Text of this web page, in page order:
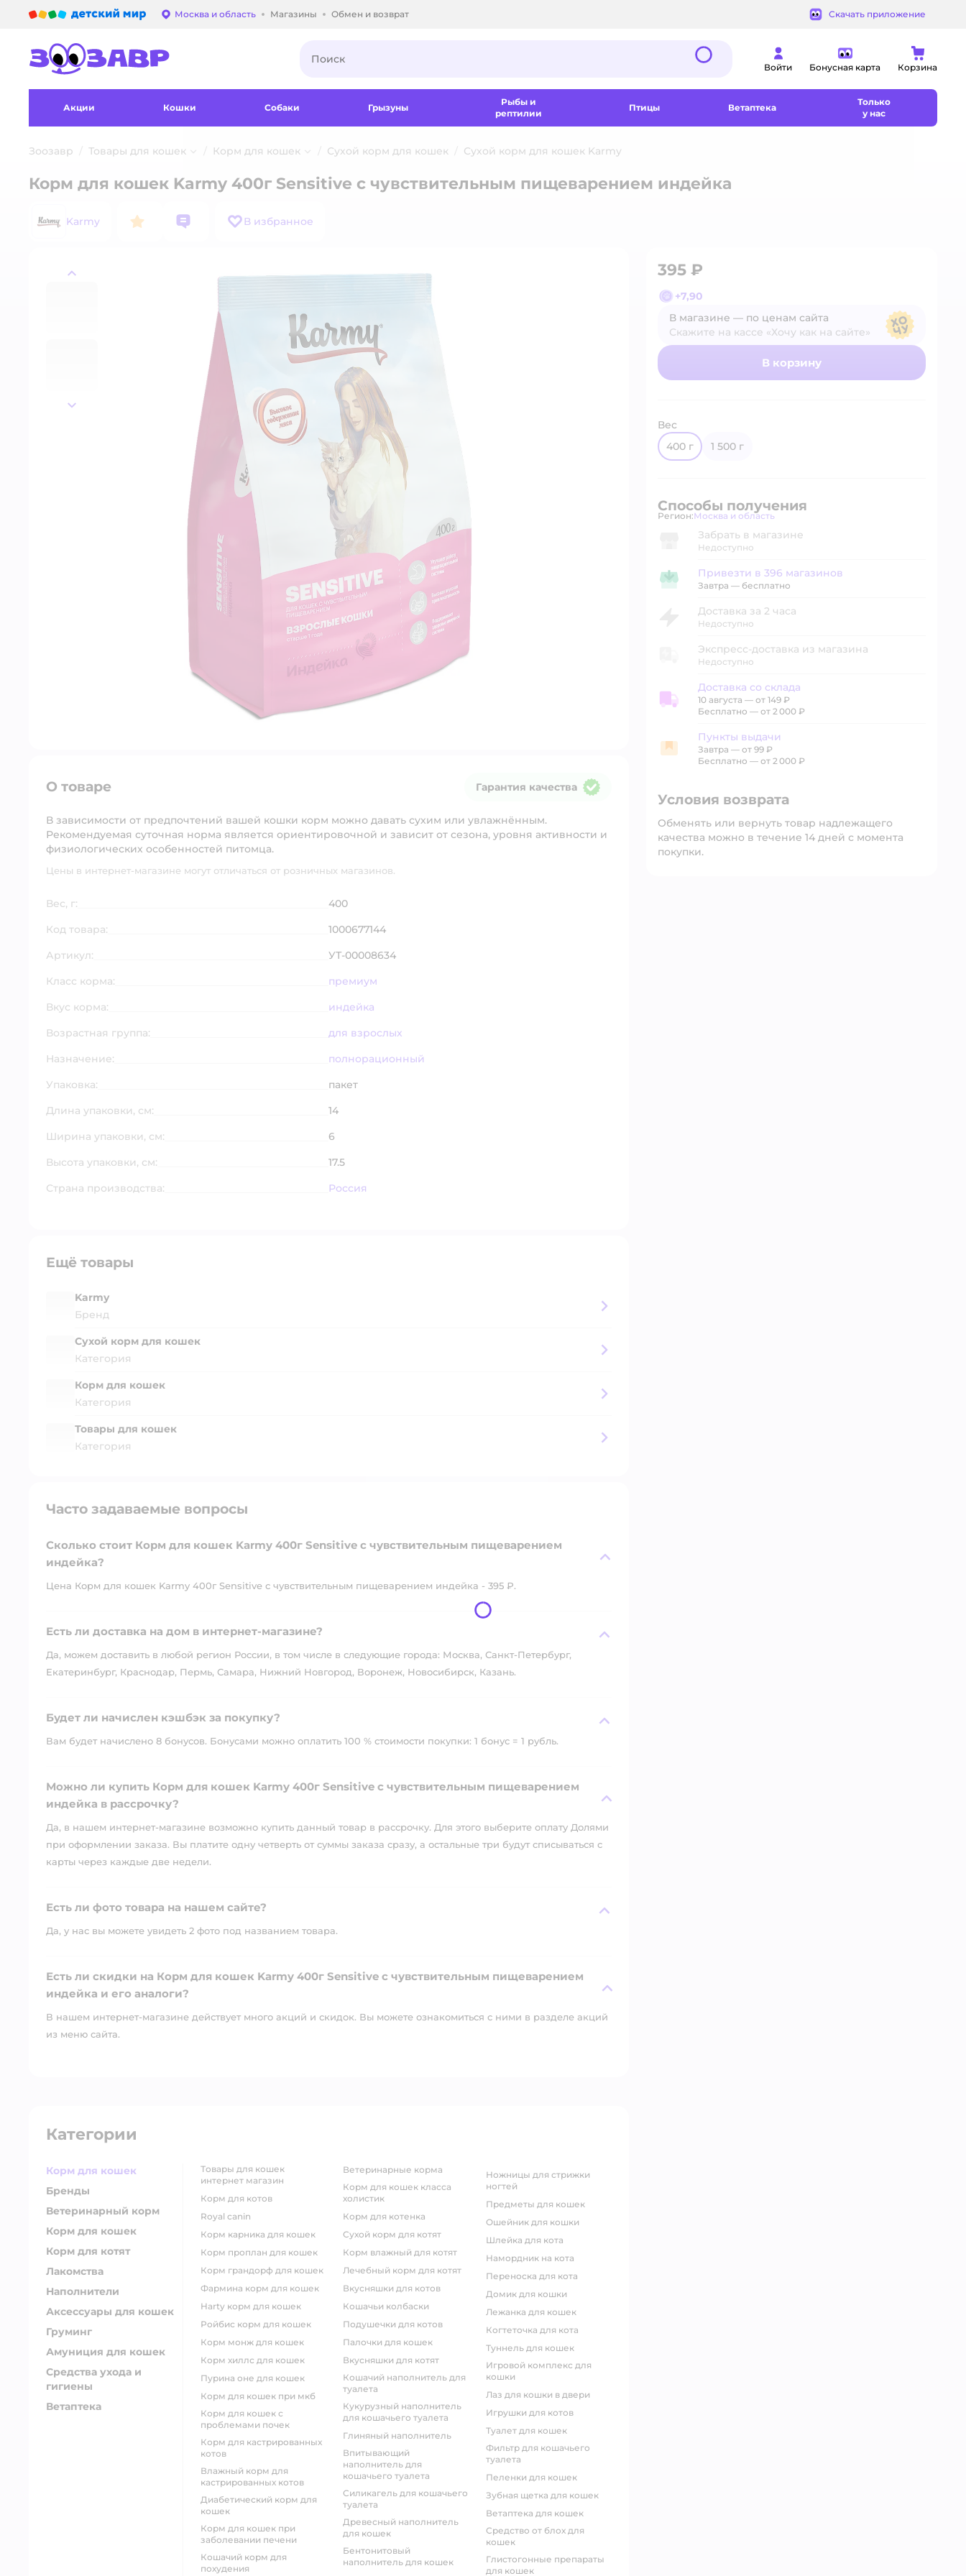
Выбор адреса доставки.
Москва и область Магазины Обмен и возврат Скачать приложение
Войти Бонусная карта Корзина
Акции Кошки Собаки Грызуны
Рыбы и
рептилии
Птицы Ветаптека
Только
у нас
Зоозавр Товары для кошек Корм для кошек Сухой корм для кошек Сухой корм для кошек Karmy
назад
далее
Корм для кошек Karmy 400г Sensitive с чувствительным пищеварением индейка
Karmy В избранное
395 ₽
+7,90
В магазине — по ценам сайта
Скажите на кассе «Хочу как на сайте»
В магазине — по ценам сайта
В корзину
Вес
400 г
1 500 г
Способы получения
Регион: Выбор адреса доставки.
Москва и область
Забрать в магазине
Недоступно
Привезти в магазин
Привезти в 396 магазинов
Завтра — бесплатно
Доставка за 2 часа
Недоступно
Экспресс-доставка из магазина
Недоступно
Доставка со склада
Доставка со склада
10 августа — от 149 ₽
Бесплатно — от 2 000 ₽
Пункты выдачи
Пункты выдачи
Завтра — от 99 ₽
Бесплатно — от 2 000 ₽
Условия возврата
Обменять или вернуть товар надлежащего
качества можно в течение 14 дней с момента
покупки.
О товаре Гарантия качества
В зависимости от предпочтений вашей кошки корм можно давать сухим или увлажнённым.
Рекомендуемая суточная норма является ориентировочной и зависит от сезона, уровня активности и
физиологических особенностей питомца.
Цены в интернет-магазине могут отличаться от розничных магазинов.
Вес, г:
400
Код товара:
1000677144
Артикул:
УТ-00008634
Класс корма:
премиум
Вкус корма:
индейка
Возрастная группа:
для взрослых
Назначение:
полнорационный
Упаковка:
пакет
Длина упаковки, см:
14
Ширина упаковки, см:
6
Высота упаковки, см:
17.5
Страна производства:
Россия
Ещё товары
Karmy
Бренд
Сухой корм для кошек
Категория
Корм для кошек
Категория
Товары для кошек
Категория
Часто задаваемые вопросы
Сколько стоит Корм для кошек Karmy 400г Sensitive с чувствительным пищеварением
индейка?
Цена Корм для кошек Karmy 400г Sensitive с чувствительным пищеварением индейка - 395 ₽.
Есть ли доставка на дом в интернет-магазине?
Да, можем доставить в любой регион России, в том числе в следующие города: Москва, Санкт-Петербург,
Екатеринбург, Краснодар, Пермь, Самара, Нижний Новгород, Воронеж, Новосибирск, Казань.
Будет ли начислен кэшбэк за покупку?
Вам будет начислено 8 бонусов. Бонусами можно оплатить 100 % стоимости покупки: 1 бонус = 1 рубль.
Можно ли купить Корм для кошек Karmy 400г Sensitive с чувствительным пищеварением
индейка в рассрочку?
Да, в нашем интернет-магазине возможно купить данный товар в рассрочку. Для этого выберите оплату Долями
при оформлении заказа. Вы платите одну четверть от суммы заказа сразу, а остальные три будут списываться с
карты через каждые две недели.
Есть ли фото товара на нашем сайте?
Да, у нас вы можете увидеть 2 фото под названием товара.
Есть ли скидки на Корм для кошек Karmy 400г Sensitive с чувствительным пищеварением
индейка и его аналоги?
В нашем интернет-магазине действует много акций и скидок. Вы можете ознакомиться с ними в разделе акций
из меню сайта.
Категории
Корм для кошек
Бренды
Ветеринарный корм
Корм для кошек
Корм для котят
Лакомства
Наполнители
Аксессуары для кошек
Груминг
Амуниция для кошек
Средства ухода и
гигиены
Ветаптека
товары для кошек
интернет магазин
корм для котов
royal canin
корм карника для кошек
корм проплан для кошек
корм грандорф для кошек
фармина корм для кошек
harty корм для кошек
ройбис корм для кошек
корм монж для кошек
корм хиллс для кошек
пурина оне для кошек
корм для кошек при мкб
корм для кошек с
проблемами почек
Корм для кастрированных
котов
влажный корм для
кастрированных котов
диабетический корм для
кошек
корм для кошек при
заболевании печени
кошачий корм для
похудения
ветеринарные корма
корм для кошек класса
холистик
корм для котенка
сухой корм для котят
корм влажный для котят
лечебный корм для котят
вкусняшки для котов
кошачьи колбаски
подушечки для котов
палочки для кошек
вкусняшки для котят
кошачий наполнитель для
туалета
кукурузный наполнитель
для кошачьего туалета
глиняный наполнитель
впитывающий
наполнитель для
кошачьего туалета
силикагель для кошачьего
туалета
древесный наполнитель
для кошек
бентонитовый
наполнитель для кошек
ножницы для стрижки
ногтей
предметы для кошек
ошейник для кошки
шлейка для кота
намордник на кота
переноска для кота
домик для кошки
лежанка для кошек
когтеточка для кота
туннель для кошек
игровой комплекс для
кошки
лаз для кошки в двери
игрушки для котов
туалет для кошек
фильтр для кошачьего
туалета
пеленки для кошек
зубная щетка для кошек
ветаптека для кошек
средство от блох для
кошек
глистогонные препараты
для кошек